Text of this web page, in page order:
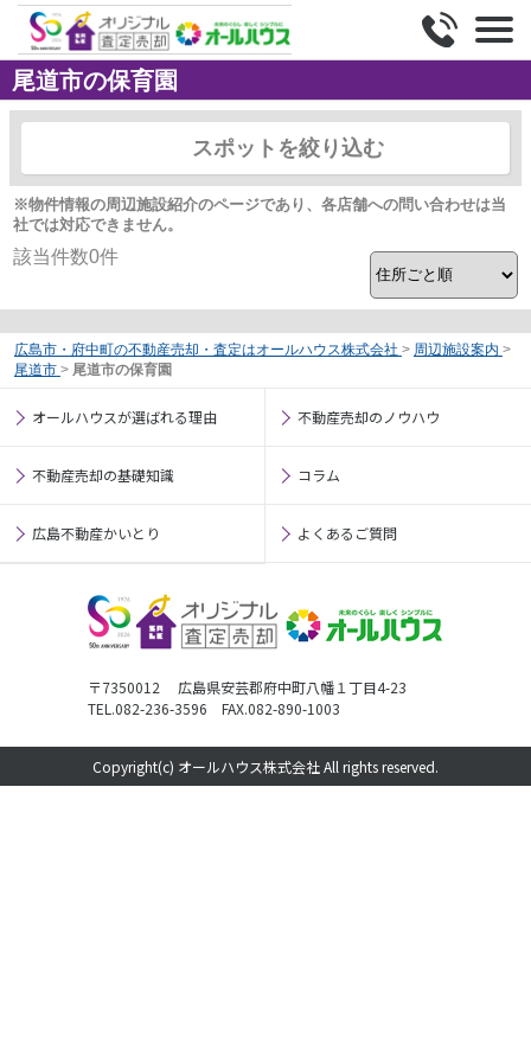
尾道市の保育園
スポットを絞り込む
※物件情報の周辺施設紹介のページであり、各店舗への問い合わせは当
社では対応できません。
該当件数0件
広島市・府中町の不動産売却・査定はオールハウス株式会社 > 周辺施設案内 >
尾道市 > 尾道市の保育園
オールハウスが選ばれる理由 不動産売却のノウハウ
不動産売却の基礎知識 コラム
広島不動産かいとり よくあるご質問
〒7350012 広島県安芸郡府中町八幡１丁目4-23
TEL.082-236-3596 FAX.082-890-1003
Copyright(c) オールハウス株式会社 All rights reserved.